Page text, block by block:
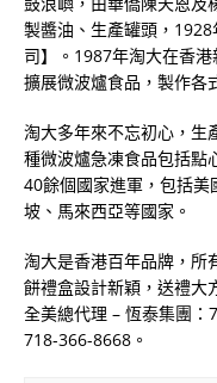
製醬油、生產罐頭，
司】。1987年淘大在香
擴展微波爐食品，製作各
淘大多年來不忘初心，生
種微波爐急凍食品包括點
40餘個國家進軍，包括
坡、馬來西亞等國家。
淘大是香港百年品牌，所
餅禮盒設計新穎，送禮大
全美總代理 – 恆泰集團：
718-366-8668。